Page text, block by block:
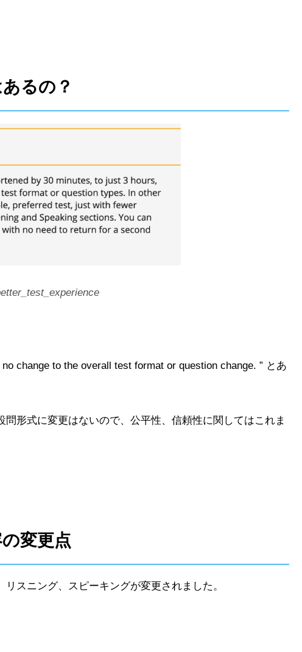
るの？
change to the overall test format or question change. ” とあ
問形式に変更はないので、公平性、信頼性に関してはこれま
変更点
スニング、スピーキングが変更されました。